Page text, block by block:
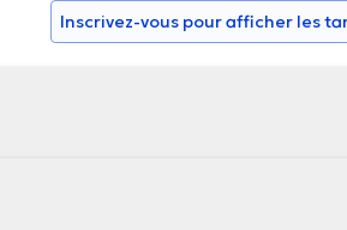
Inscrivez-vous pour afficher les